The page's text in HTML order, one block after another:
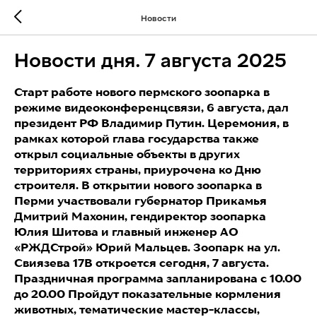
Новости
Новости дня. 7 августа 2025
Старт работе нового пермского зоопарка в
режиме видеоконференцсвязи, 6 августа, дал
президент РФ Владимир Путин. Церемония, в
рамках которой глава государства также
открыл социальные объекты в других
территориях страны, приурочена ко Дню
строителя. В открытии нового зоопарка в
Перми участвовали губернатор Прикамья
Дмитрий Махонин, гендиректор зоопарка
Юлия Шитова и главный инженер АО
«РЖДСтрой» Юрий Мальцев. Зоопарк на ул.
Свиязева 17В откроется сегодня, 7 августа.
Праздничная программа запланирована с 10.00
до 20.00 Пройдут показательные кормления
животных, тематические мастер-классы,